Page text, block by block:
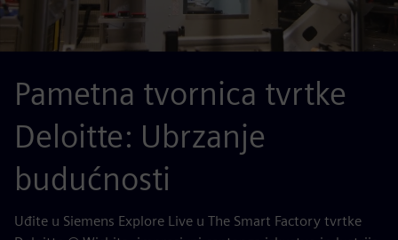
Pametna tvornica tvrtke
Deloitte: Ubrzanje
budućnosti
Uđite u Siemens Explore Live u The Smart Factory tvrtke